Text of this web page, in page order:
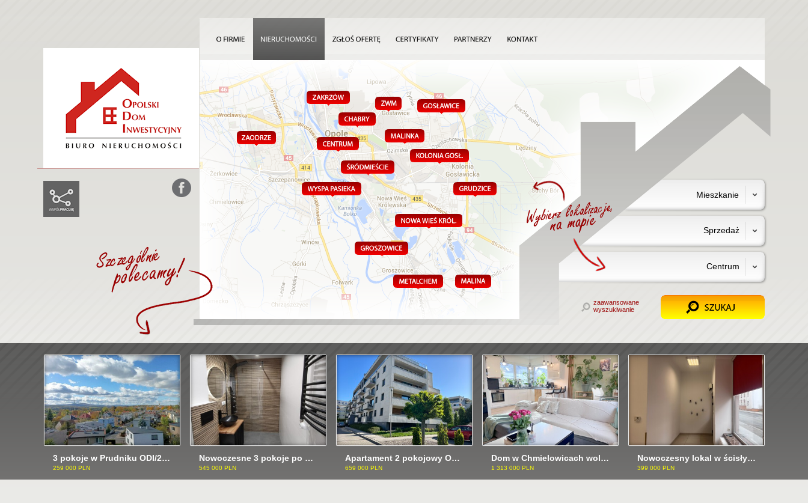
Mieszkanie
Sprzedaż
Centrum
zaawansowane
wyszukiwanie
3 pokoje w Prudniku ODI/2503
259 000 PLN
Nowoczesne 3 pokoje po generalnym remoncie ODI/2526
545 000 PLN
Apartament 2 pokojowy ODI/2521
659 000 PLN
Dom w Chmielowicach wolnostojacy ODI/2522
1 313 000 PLN
Nowoczesny lokal w ścisłym Centrum ODI/2527
399 000 PLN